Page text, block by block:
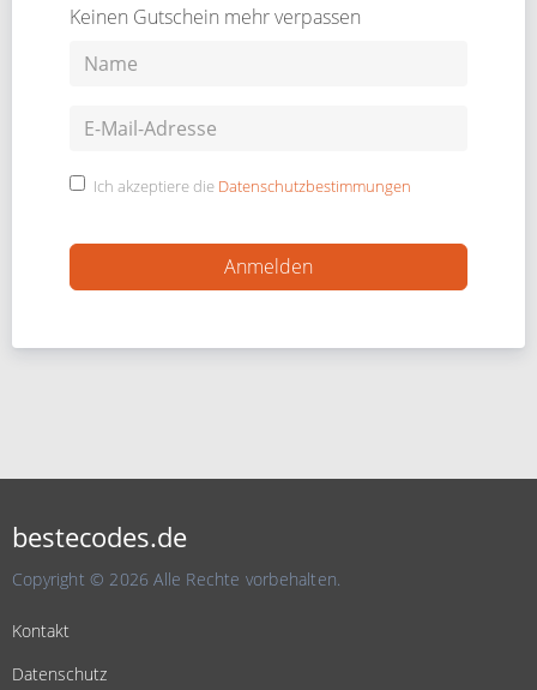
Keinen Gutschein mehr verpassen
Ich akzeptiere die Datenschutzbestimmungen
bestecodes.de
Copyright © 2026 Alle Rechte vorbehalten.
Kontakt
Datenschutz